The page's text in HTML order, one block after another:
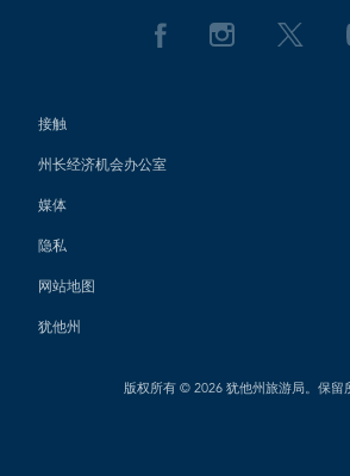
接触
州长经济机会办公室
媒体
隐私
网站地图
犹他州
版权所有 © 2026 犹他州旅游局。保留